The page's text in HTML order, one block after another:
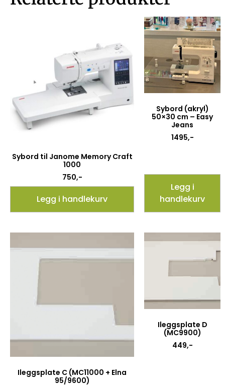
Sybord til Janome Memory Craft
1000
750,-
Legg i handlekurv
Sybord (akryl)
50×30 cm – Easy
Jeans
1495,-
Legg i
handlekurv
Ileggsplate C (MC11000 + Elna
95/9600)
Ileggsplate D
(MC9900)
449,-